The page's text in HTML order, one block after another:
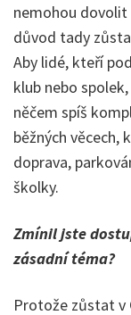
nemohou dovolit
důvod tady
Aby lidé, kteří
klub nebo
něčem spíš
běžných věcech,
doprava,
školky.
Zmínil jste
zásadní téma?
Protože zůstat v